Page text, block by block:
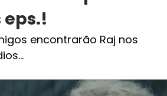
eps.!
encontrarão Raj nos